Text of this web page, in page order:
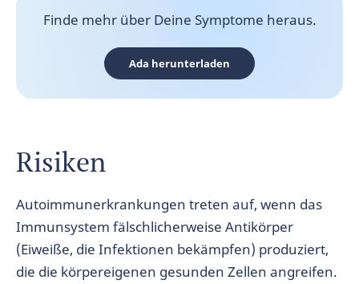
Finde mehr über Deine Symptome heraus.
Ada herunterladen
Risiken
Autoimmunerkrankungen treten auf, wenn das
Immunsystem fälschlicherweise Antikörper
(Eiweiße, die Infektionen bekämpfen) produziert,
die die körpereigenen gesunden Zellen angreifen.